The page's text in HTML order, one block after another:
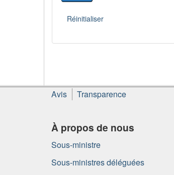
À
propos
ce
site
Avis Transparence
À propos de nous
Sous-ministre
Sous-ministres déléguées